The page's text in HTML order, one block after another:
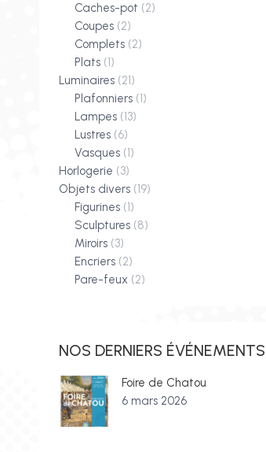
Caches-pot (2)
Coupes (2)
Complets (2)
Plats (1)
Luminaires (21)
Plafonniers (1)
Lampes (13)
Lustres (6)
Vasques (1)
Horlogerie (3)
Objets divers (19)
Figurines (1)
Sculptures (8)
Miroirs (3)
Encriers (2)
Pare-feux (2)
NOS DERNIERS ÉVÉNEMENTS
Foire de Chatou
6 mars 2026